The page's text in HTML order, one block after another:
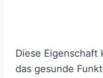
Diese Eigenschaft
das gesunde